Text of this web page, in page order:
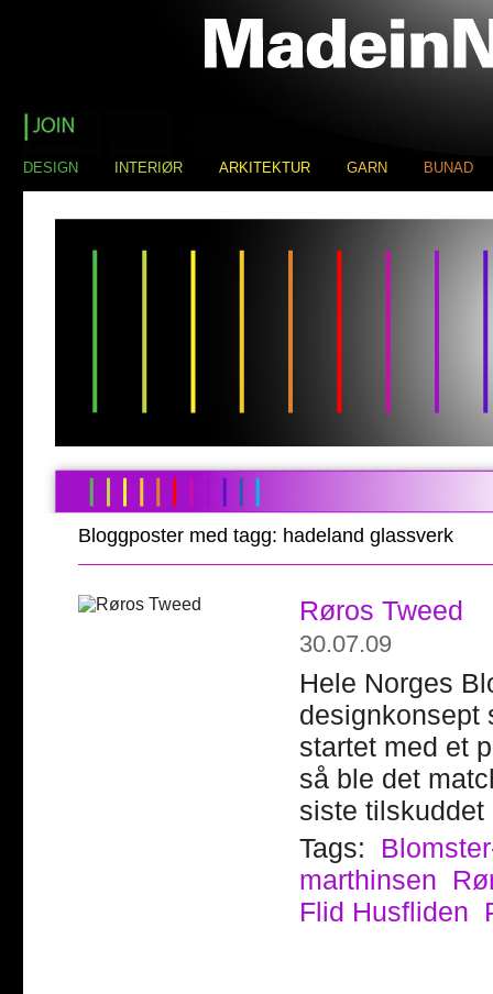
DESIGN INTERIØR ARKITEKTUR GARN BUNAD
Bloggposter med tagg: hadeland glassverk
Røros Tweed
30.07.09
Hele Norges
designkonsept
startet med et
så ble det
siste tilskuddet
Tags:
marthinsen
Flid Husfliden